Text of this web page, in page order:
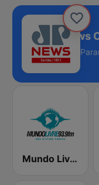
Jovem Pan News
Mundo Livre FM Curitiba